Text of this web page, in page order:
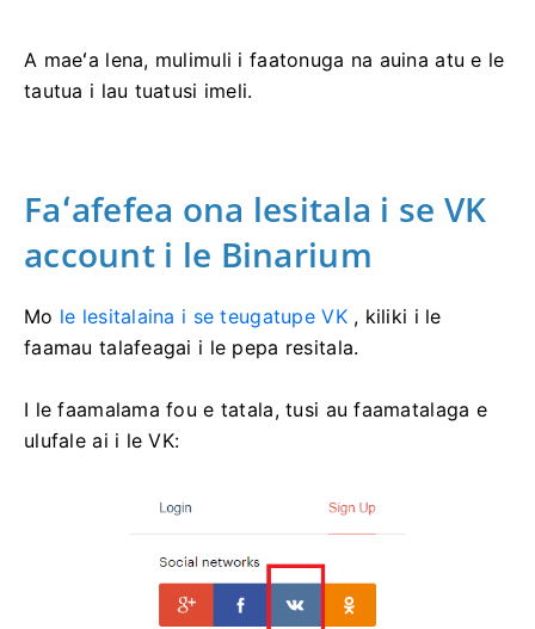
A maeʻa lena, mulimuli i faatonuga na auina atu e le
tautua i lau tuatusi imeli.
Faʻafefea ona lesitala i se VK
account i le Binarium
Mo le lesitalaina i se teugatupe VK, kiliki i le
faamau talafeagai i le pepa resitala.
I le faamalama fou e tatala, tusi au faamatalaga e
ulufale ai i le VK: